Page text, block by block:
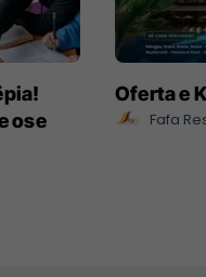
ose
Oferta e
Fafa